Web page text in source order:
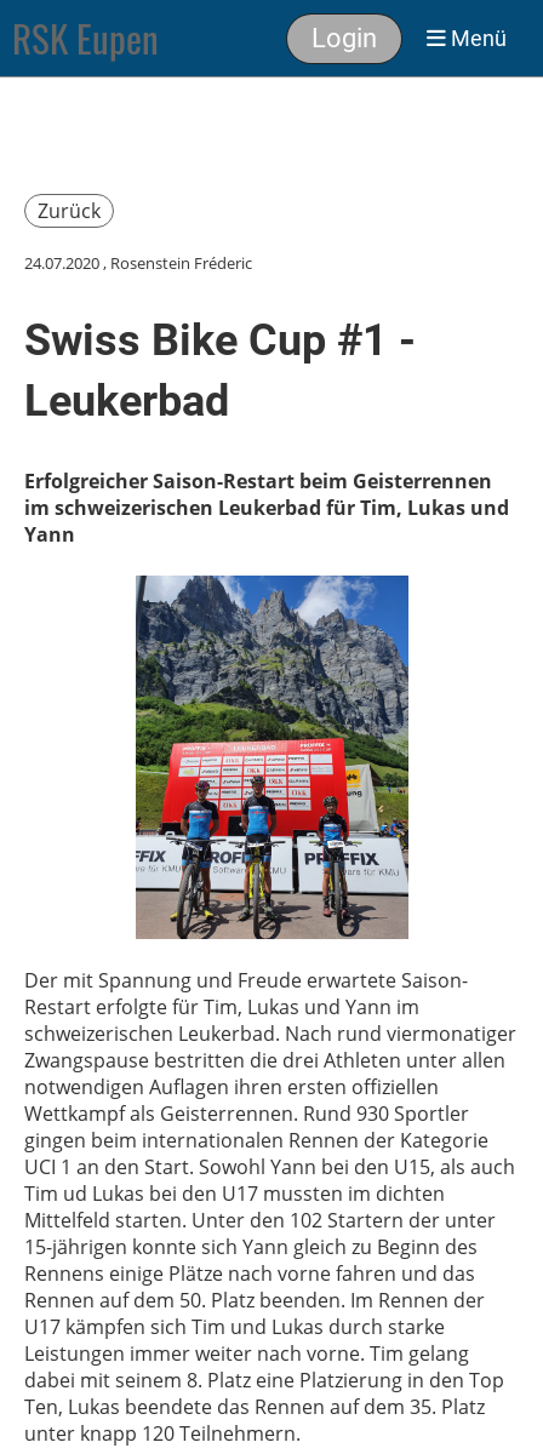
RSK Eupen Login Menü
Zurück
24.07.2020, Rosenstein Fréderic
Swiss Bike Cup #1 -
Leukerbad
Erfolgreicher Saison-Restart beim Geisterrennen
im schweizerischen Leukerbad für Tim, Lukas und
Yann
Der mit Spannung und Freude erwartete Saison-
Restart erfolgte für Tim, Lukas und Yann im
schweizerischen Leukerbad. Nach rund viermonatiger
Zwangspause bestritten die drei Athleten unter allen
notwendigen Auflagen ihren ersten offiziellen
Wettkampf als Geisterrennen. Rund 930 Sportler
gingen beim internationalen Rennen der Kategorie
UCI 1 an den Start. Sowohl Yann bei den U15, als auch
Tim ud Lukas bei den U17 mussten im dichten
Mittelfeld starten. Unter den 102 Startern der unter
15-jährigen konnte sich Yann gleich zu Beginn des
Rennens einige Plätze nach vorne fahren und das
Rennen auf dem 50. Platz beenden. Im Rennen der
U17 kämpfen sich Tim und Lukas durch starke
Leistungen immer weiter nach vorne. Tim gelang
dabei mit seinem 8. Platz eine Platzierung in den Top
Ten, Lukas beendete das Rennen auf dem 35. Platz
unter knapp 120 Teilnehmern.